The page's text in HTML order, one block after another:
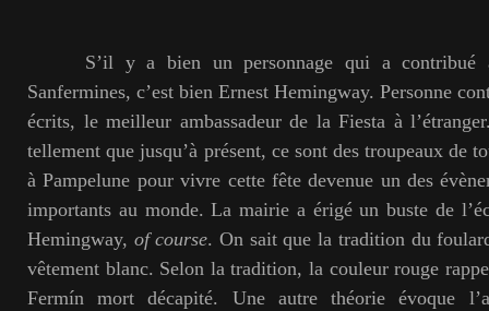
S’il y a bien un personnage qui a contribué à
Sanfermines, c’est bien Ernest Hemingway. Personne
écrits, le meilleur ambassadeur de la Fiesta à
tellement que jusqu’à présent, ce sont des troupeaux de
à Pampelune pour vivre cette fête devenue un des
importants au monde. La mairie a érigé un buste de
Hemingway, of course. On sait que la tradition du
vêtement blanc. Selon la tradition, la couleur rouge
Fermín mort décapité. Une autre théorie évoque